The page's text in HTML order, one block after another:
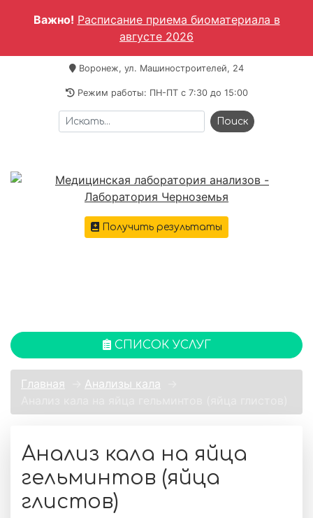
Важно! Расписание приема биоматериала в
августе 2026
Воронеж, ул. Машиностроителей, 24
Режим работы: ПН-ПТ c 7:30 до 15:00
Получить результаты
СПИСОК УСЛУГ
Главная Анализы кала
Анализ кала на яйца
гельминтов (яйца
глистов)